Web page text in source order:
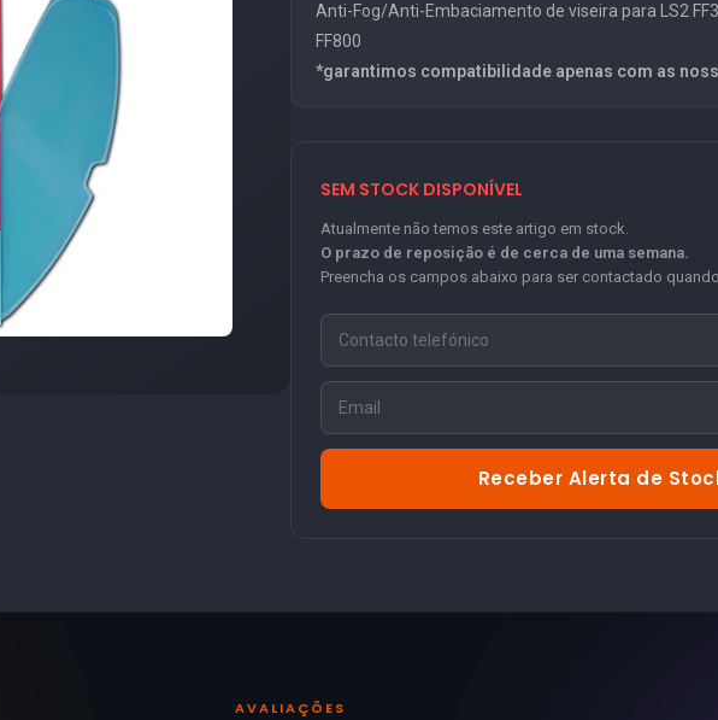
Anti-Fog/Anti-Embaciamento de viseira para LS2
FF800
*garantimos compatibilidade apenas com as
SEM STOCK DISPONÍVEL
Atualmente não temos este artigo em stock.
O prazo de reposição é de cerca de uma semana.
Preencha os campos abaixo para ser contactado
Receber Alerta de
AVALIAÇÕES